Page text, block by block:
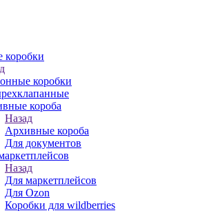
коробки
коробки
короба
Назад
Архивные короба
Для документов
Назад
Для маркетплейсов
Для Ozon
Коробки для wildberries